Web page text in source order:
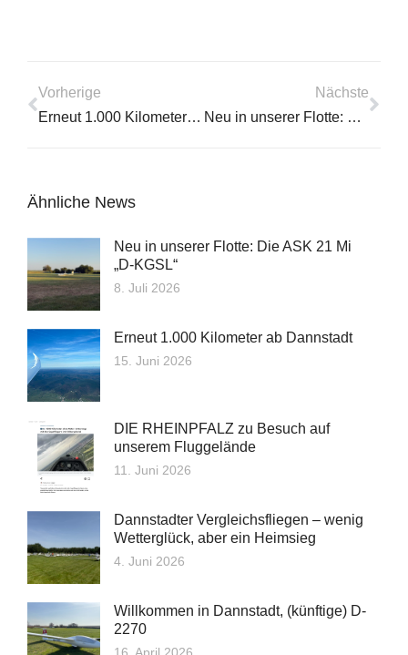
Vorherige
Erneut 1.000 Kilometer ab Dannstadt
Nächste
Neu in unserer Flotte: Die ASK 21 Mi „D‑KGSL“
Ähnliche News
Neu in unserer Flotte: Die ASK 21 Mi
„D‑KGSL“
8. Juli 2026
Erneut 1.000 Kilometer ab Dannstadt
15. Juni 2026
DIE RHEINPFALZ zu Besuch auf
unserem Fluggelände
11. Juni 2026
Dannstadter Vergleichsfliegen – wenig
Wetterglück, aber ein Heimsieg
4. Juni 2026
Willkommen in Dannstadt, (künftige) D-
2270